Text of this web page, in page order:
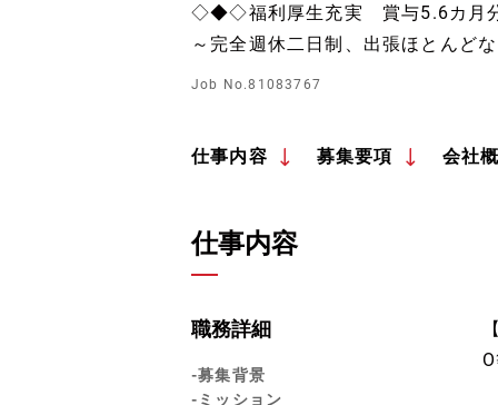
◇◆◇福利厚生充実 賞与5.6カ
～完全週休二日制、出張ほとんど
Job No.81083767
仕事内容 募集要項 会社
仕事内容
職務詳細
-募集背景
-ミッション